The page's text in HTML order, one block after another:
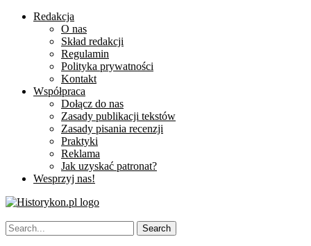
Redakcja
O nas
Skład redakcji
Regulamin
Polityka prywatności
Kontakt
Współpraca
Dołącz do nas
Zasady publikacji tekstów
Zasady pisania recenzji
Praktyki
Reklama
Jak uzyskać patronat?
Wesprzyj nas!